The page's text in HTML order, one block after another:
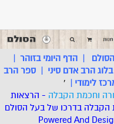
|הדף היומי בזוהר |
בלוג הרב אדם סיני |ספר הרב
לימודי |
'
וחכמת הקבלה - הרצאות
הקבלה בדרכו של בעל הסולם
Powered And